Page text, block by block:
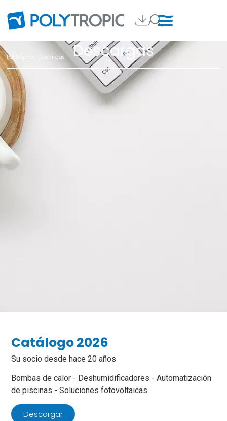
Politrópico . Descargas Descargas
Catálogo 2026
Su socio desde hace 20 años
Bombas de calor - Deshumidificadores - Automatización
de piscinas - Soluciones fotovoltaicas
Descargar